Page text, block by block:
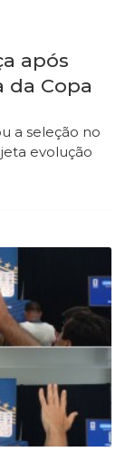
após
da Copa
a seleção no
evolução